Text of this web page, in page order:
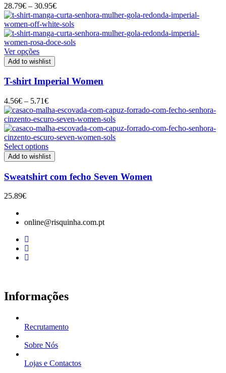
28.79€ – 30.95€Price
range:
28.79€
through
30.95€
Ver opções
Add to wishlist
T-shirt Imperial Women
4.56€ – 5.71€Price
range:
4.56€
through
5.71€
Select options
Add to wishlist
Sweatshirt com fecho Seven Women
25.89€
online@risquinha.com.pt
Informações
Recrutamento
Sobre Nós
Lojas e Contactos